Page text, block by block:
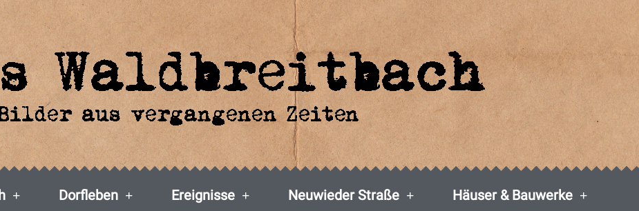
Dorfleben Ereignisse Neuwieder Straße Häuser & Bauwerke